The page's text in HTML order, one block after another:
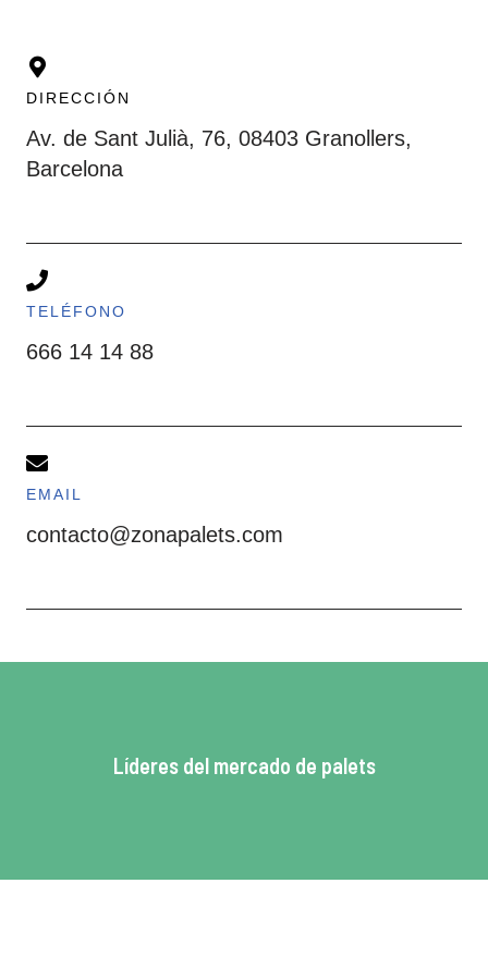
DIRECCIÓN
Av. de Sant Julià, 76, 08403 Granollers,
Barcelona
TELÉFONO
666 14 14 88
EMAIL
contacto@zonapalets.com
Líderes del mercado de palets